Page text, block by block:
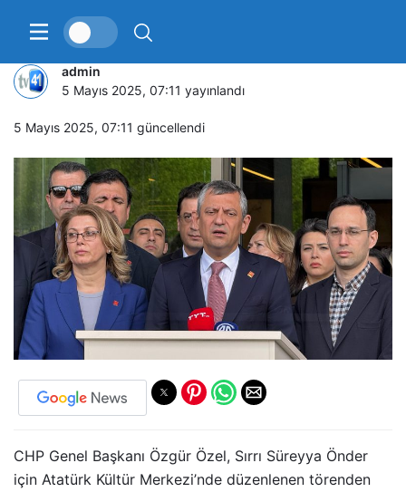
Özgür Özel fiziki saldırıya uğradı
admin
5 Mayıs 2025, 07:11 yayınlandı
5 Mayıs 2025, 07:11 güncellendi
CHP Genel Başkanı Özgür Özel, Sırrı Süreyya Önder
için Atatürk Kültür Merkezi’nde düzenlenen törenden